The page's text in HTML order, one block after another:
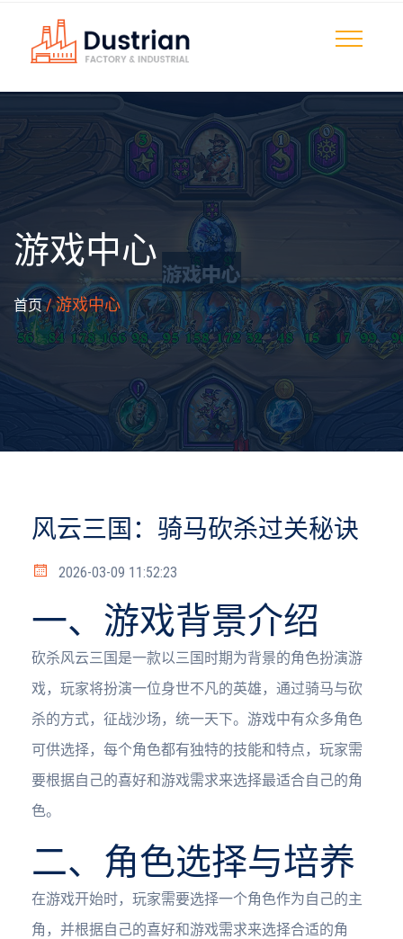
游戏中心
首页/ 游戏中心
风云三国：骑马砍杀过关秘诀
2026-03-09 11:52:23
一、游戏背景介绍
砍杀风云三国是一款以三国时期为背景的角色扮演游
戏，玩家将扮演一位身世不凡的英雄，通过骑马与砍
杀的方式，征战沙场，统一天下。游戏中有众多角色
可供选择，每个角色都有独特的技能和特点，玩家需
要根据自己的喜好和游戏需求来选择最适合自己的角
色。
二、角色选择与培养
在游戏开始时，玩家需要选择一个角色作为自己的主
角，并根据自己的喜好和游戏需求来选择合适的角